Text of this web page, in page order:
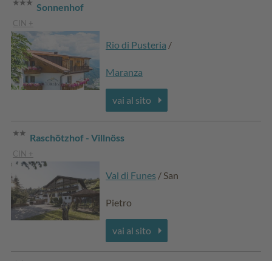
Sonnenhof
CIN +
Rio di Pusteria /
Maranza
vai al sito
Raschötzhof - Villnöss
CIN +
Val di Funes / San
Pietro
vai al sito